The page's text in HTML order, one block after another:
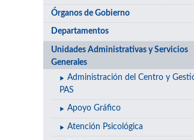
Órganos de Gobierno
Departamentos
Unidades Administrativas y Servicios
Generales
Administración del Centro y
PAS
Apoyo Gráfico
Atención Psicológica